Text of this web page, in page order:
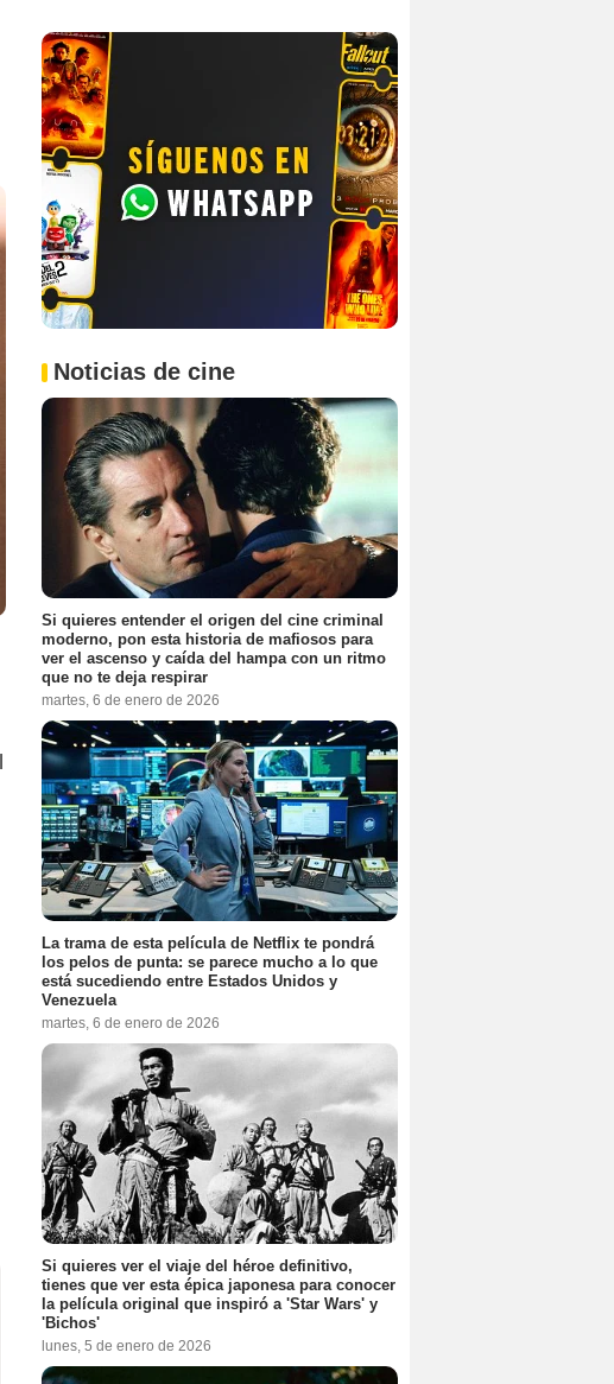
Noticias de cine
Si quieres entender el origen del cine criminal
moderno, pon esta historia de mafiosos para
ver el ascenso y caída del hampa con un ritmo
que no te deja respirar
martes, 6 de enero de 2026
La trama de esta película de Netflix te pondrá
los pelos de punta: se parece mucho a lo que
está sucediendo entre Estados Unidos y
Venezuela
martes, 6 de enero de 2026
Si quieres ver el viaje del héroe definitivo,
tienes que ver esta épica japonesa para conocer
la película original que inspiró a 'Star Wars' y
'Bichos'
lunes, 5 de enero de 2026